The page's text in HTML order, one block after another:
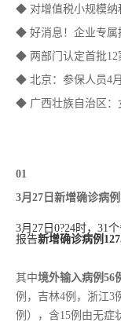
◆ 对增值税小规模纳
◆ 好消息！企业专属
◆ 两部门认定首批12
◆ 北京：参保人员4
◆ 广西壮族自治区：
01
3月27日新增确诊病
3月27日0?24时，31
报告新增确诊病例
其中境外输入病例56
例，吉林4例，浙江3
例），含15例由无症